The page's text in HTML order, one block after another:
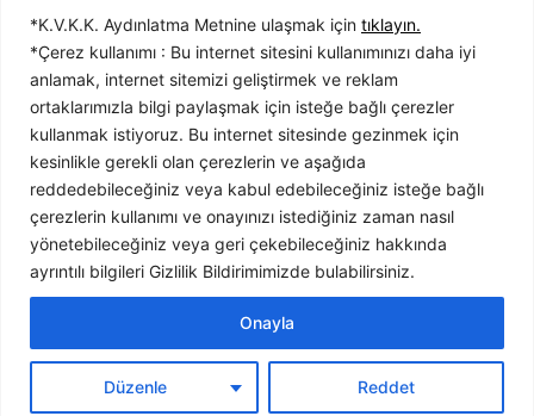
*K.V.K.K. Aydınlatma Metnine ulaşmak için tıklayın.
*Çerez kullanımı : Bu internet sitesini kullanımınızı daha iyi
anlamak, internet sitemizi geliştirmek ve reklam
ortaklarımızla bilgi paylaşmak için isteğe bağlı çerezler
kullanmak istiyoruz. Bu internet sitesinde gezinmek için
kesinlikle gerekli olan çerezlerin ve aşağıda
reddedebileceğiniz veya kabul edebileceğiniz isteğe bağlı
çerezlerin kullanımı ve onayınızı istediğiniz zaman nasıl
yönetebileceğiniz veya geri çekebileceğiniz hakkında
ayrıntılı bilgileri Gizlilik Bildirimimizde bulabilirsiniz.
Düzenle Reddet
Onayla
İTOSB (İstanbul Tuzla Organize Sanayi Bölgesi)
4. Cadde No: 23, 34959 Tepeören, Tuzla
İstanbul / TÜRKİYE
T:0216 593 37 40
F:0216 593 37 41
info@bavet.com.tr